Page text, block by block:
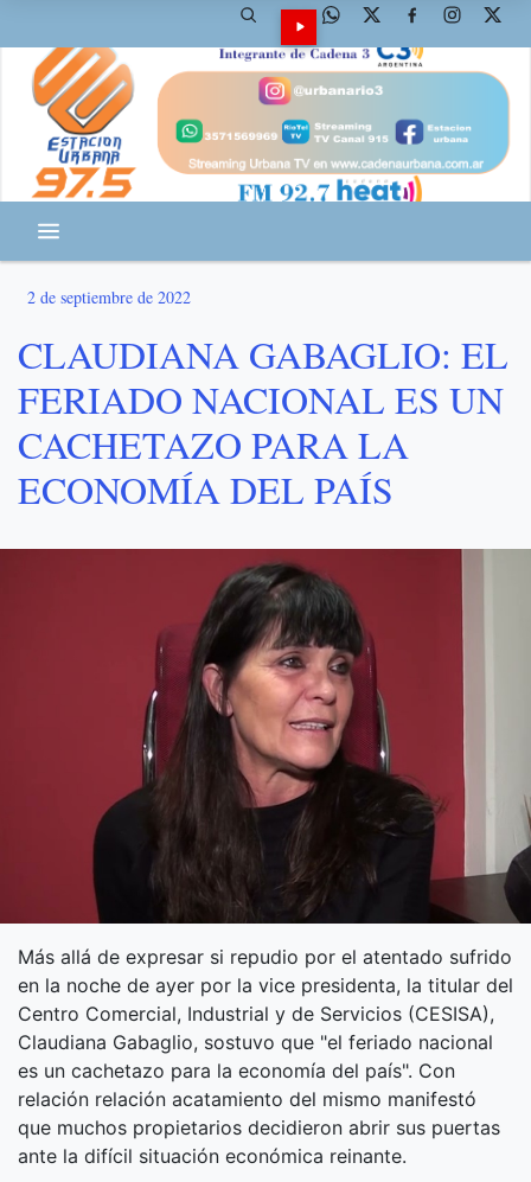
2 de septiembre de 2022
CLAUDIANA GABAGLIO: EL
FERIADO NACIONAL ES UN
CACHETAZO PARA LA
ECONOMÍA DEL PAÍS
Más allá de expresar si repudio por el atentado sufrido
en la noche de ayer por la vice presidenta, la titular del
Centro Comercial, Industrial y de Servicios (CESISA),
Claudiana Gabaglio, sostuvo que "el feriado nacional
es un cachetazo para la economía del país". Con
relación relación acatamiento del mismo manifestó
que muchos propietarios decidieron abrir sus puertas
ante la difícil situación económica reinante.